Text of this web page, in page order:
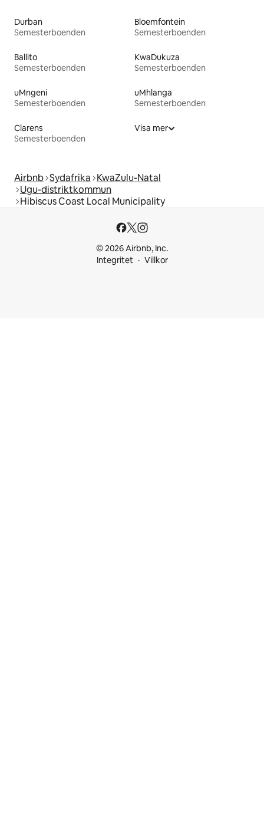
Durban
Semesterboenden
Bloemfontein
Semesterboenden
Ballito
Semesterboenden
KwaDukuza
Semesterboenden
uMngeni
Semesterboenden
uMhlanga
Semesterboenden
Clarens
Semesterboenden
Visa mer
Airbnb Sydafrika KwaZulu-Natal
Ugu-distriktkommun
Hibiscus Coast Local Municipality
© 2026 Airbnb, Inc.
Integritet
Villkor